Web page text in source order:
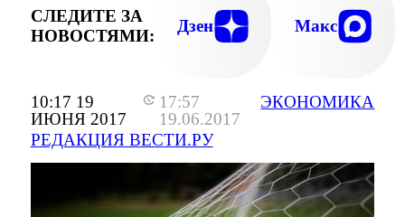
10:17 19
ИЮНЯ 2017
17:57
19.06.2017
РЕДАКЦИЯ ВЕСТИ.РУ
ЭКОНОМИКА
СЛЕДИТЕ ЗА
НОВОСТЯМИ:
Дзен Макс